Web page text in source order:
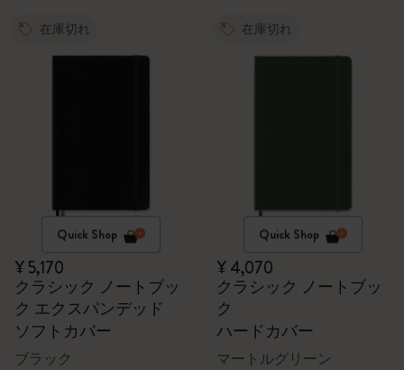
在庫切れ
Quick Shop
¥ 5,170
クラシック ノートブッ
ク エクスパンデッド
ソフトカバー
ブラック
在庫切れ
Quick Shop
¥ 4,070
クラシック ノートブッ
ク
ハードカバー
マートルグリーン